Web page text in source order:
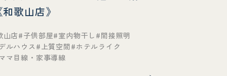
歌山店》
山店 子供部屋 室内物干し
間接照明
ルハウス
上質空間
ホテルライク
マ目線・家事導線